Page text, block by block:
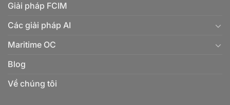
Giải pháp FCIM
Các giải pháp AI
Maritime OC
Blog
Về chúng tôi